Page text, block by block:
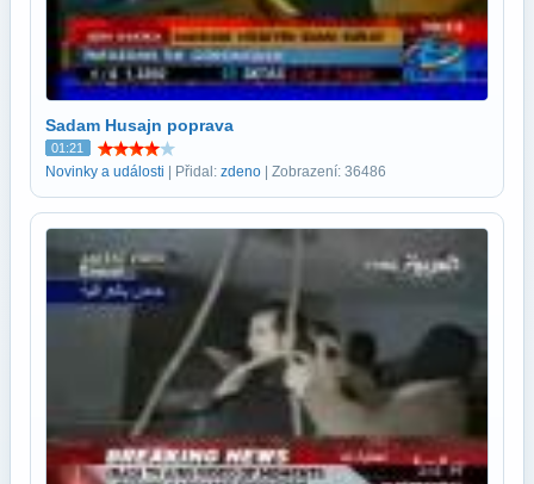
Sadam Husajn poprava
01:21
Novinky a události | Přidal: zdeno | Zobrazení: 36486